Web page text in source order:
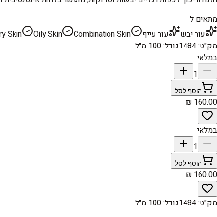
מתאים ל
עור יבש
עור עייף Skin Oily Skin
Combination Skin
מק"ט:
1484גודל:100 מ"ל
במלאי
1
הוסף לסל
במלאי
1
הוסף לסל
מק"ט:
1484גודל:100 מ"ל